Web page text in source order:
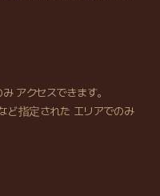
アクセスできます。
ど指定された エリアでのみ